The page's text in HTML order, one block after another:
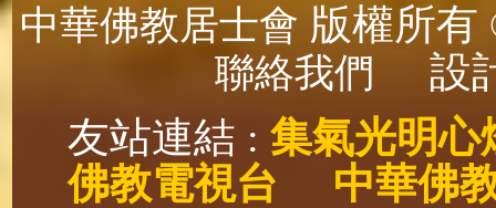
中華佛教居士會 版權所
聯絡我們
設
友站連結 : 集氣光明心
佛教電視台
中華佛